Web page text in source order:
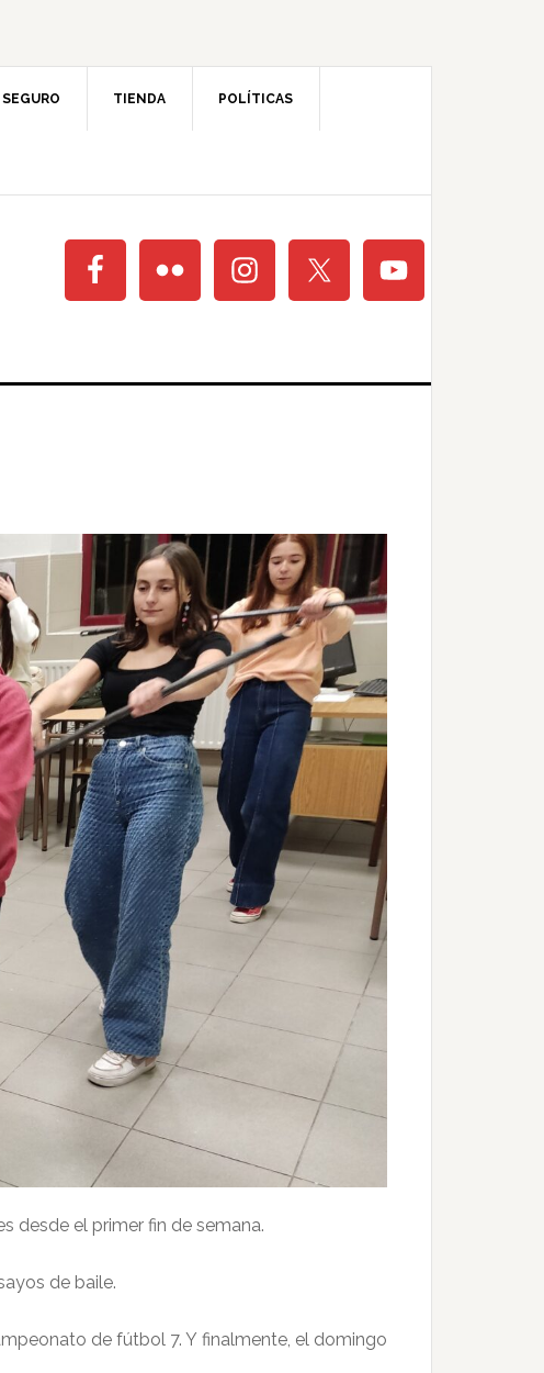
TIENDA POLÍTICAS
desde el primer fin de semana.
de baile.
de fútbol 7. Y finalmente, el domingo